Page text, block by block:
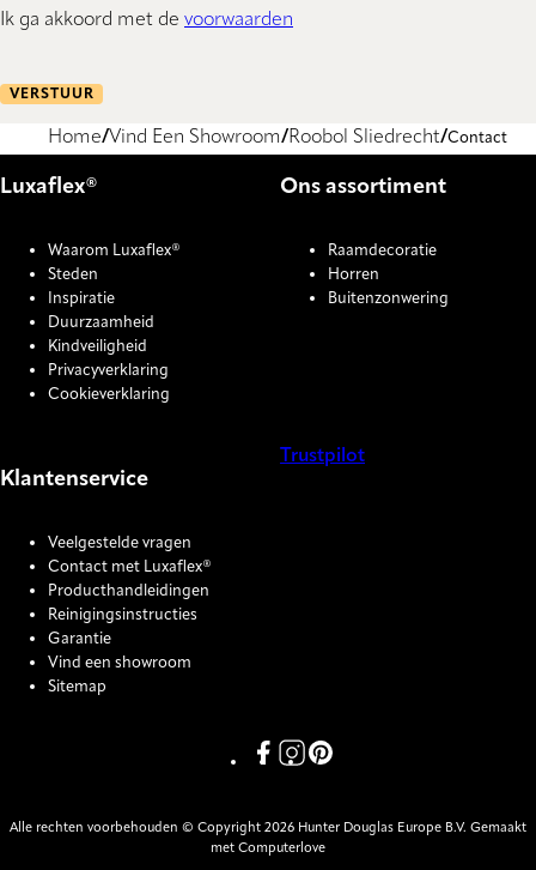
Ik ga akkoord met de voorwaarden
VERSTUUR
Home Vind Een Showroom Roobol Sliedrecht Contact
Luxaflex®
Waarom Luxaflex®
Steden
Inspiratie
Duurzaamheid
Kindveiligheid
Privacyverklaring
Cookieverklaring
Ons assortiment
Raamdecoratie
Horren
Buitenzonwering
Klantenservice
Veelgestelde vragen
Contact met Luxaflex®
Producthandleidingen
Reinigingsinstructies
Garantie
Vind een showroom
Sitemap
Trustpilot
Link missing Display text from
Link missing Display text
Link missing Display text
Alle rechten voorbehouden © Copyright 2026 Hunter Douglas Europe B.V. Gemaakt
met Computerlove